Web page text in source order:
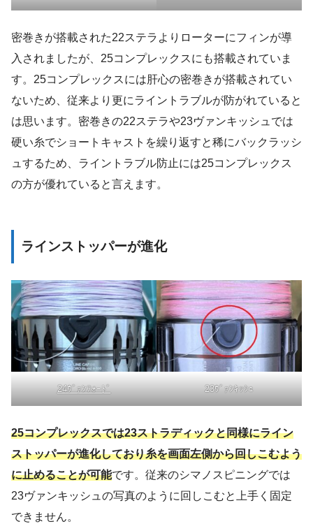
密巻きが搭載された22ステラよりローターにフィンが導
入されましたが、25コンプレックスにも搭載されていま
す。25コンプレックスには肝心の密巻きが搭載されてい
ないため、従来より更にライントラブルが防がれていると
は思います。密巻きの22ステラや23ヴァンキッシュでは
硬い糸でショートキャストを繰り返すと稀にバックラッシ
ュするため、ライントラブル防止には25コンプレックス
の方が優れていると言えます。
ラインストッパーが進化
24ｳﾞｧﾝﾌｫｰﾄﾞ 23ｳﾞｧﾝｷｯｼｭ
25コンプレックスでは23ストラディックと同様にライン
ストッパーが進化しており糸を画面左側から回しこむよう
に止めることが可能です。従来のシマノスピニングでは
23ヴァンキッシュの写真のように回しこむと上手く固定
できません。